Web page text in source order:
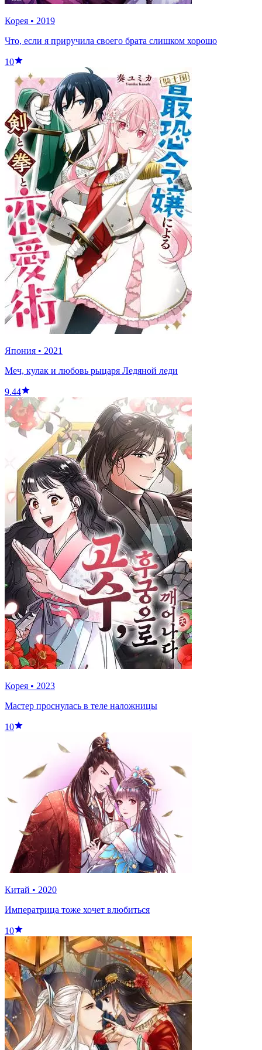
Корея • 2019
Что, если я приручила своего брата слишком хорошо
10
Япония • 2021
Меч, кулак и любовь рыцаря Ледяной леди
9.44
Корея • 2023
Мастер проснулась в теле наложницы
10
Китай • 2020
Императрица тоже хочет влюбиться
10